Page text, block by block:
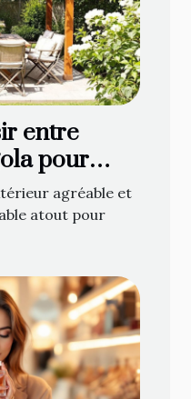
entre
pour
agréable et
atout pour